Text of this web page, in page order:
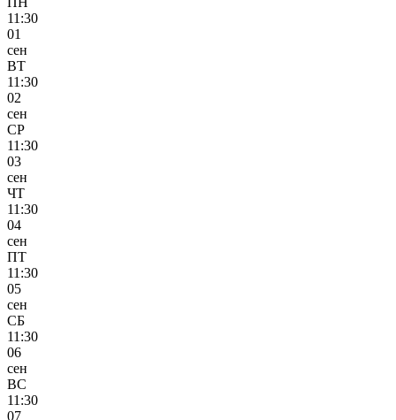
11:30
01
сен
ВТ
11:30
02
сен
СР
11:30
03
сен
ЧТ
11:30
04
сен
ПТ
11:30
05
сен
СБ
11:30
06
сен
ВС
11:30
07